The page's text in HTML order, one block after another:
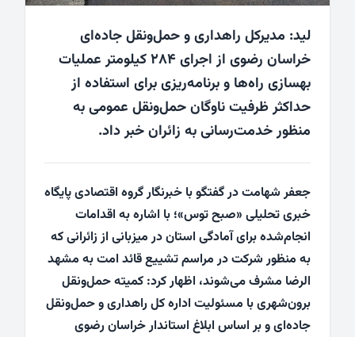
لید: مدیرکل راهداری و حمل‌ونقل جاده‌ای
خراسان رضوی از اجرای ۲۸۴ کیلومتر عملیات
بهسازی راه‌ها و برنامه‌ریزی برای استفاده از
حداکثر ظرفیت ناوگان حمل‌ونقل عمومی به
منظور خدمت‌رسانی به زائران خبر داد.
جعفر شهامت در گفتگو با خبرنگار گروه اقتصادی پایگاه
خبری تحلیلی «صبح توس»؛ با اشاره به اقدامات
انجام‌شده برای آمادگی استان در میزبانی از زائرانی که
به منظور شرکت در مراسم تشییع قائد امت به مشهد
الرضا مشرف می‌شوند، اظهار کرد: کمیته حمل‌ونقل
برون‌شهری با مسئولیت اداره کل راهداری و حمل‌ونقل
جاده‌ای و بر اساس ابلاغ استاندار خراسان رضوی